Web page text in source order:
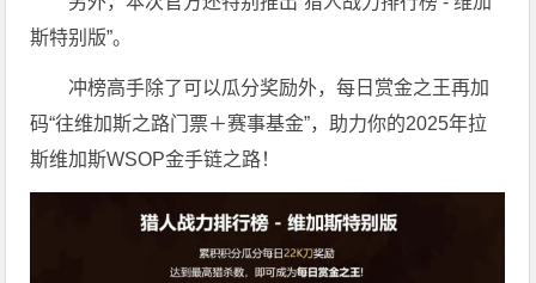
斯特别版”。
冲榜高手除了可以瓜分奖励外，每日赏金之王再加
码“往维加斯之路门票＋赛事基金”，助力你的2025年拉
斯维加斯WSOP金手链之路！